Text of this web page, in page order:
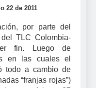
22 de 2011
por parte del
TLC Colombia-
fin. Luego de
en las cuales el
todo a cambio de
“franjas rojas”)